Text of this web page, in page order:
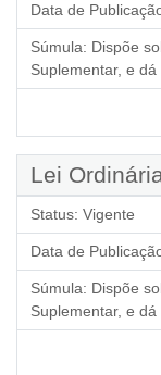
Data de
Súmula: Dispõe
Suplementar, e
Lei
Status: Vigente
Data de
Súmula: Dispõe
Suplementar, e